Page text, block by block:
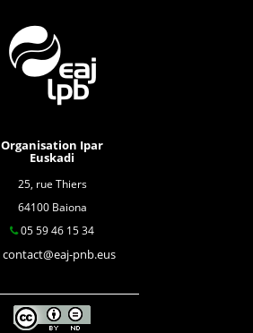
Organisation Ipar
Euskadi
25, rue Thiers
64100 Baiona
05 59 46 15 34
contact@eaj-pnb.eus